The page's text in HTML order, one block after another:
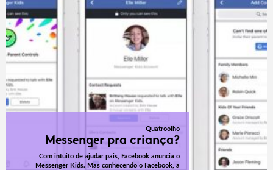
Quatroolho
Messenger pra criança?
Com intuito de ajudar pais, Facebook anuncia o
Messenger Kids. Mas conhecendo o Facebook, a